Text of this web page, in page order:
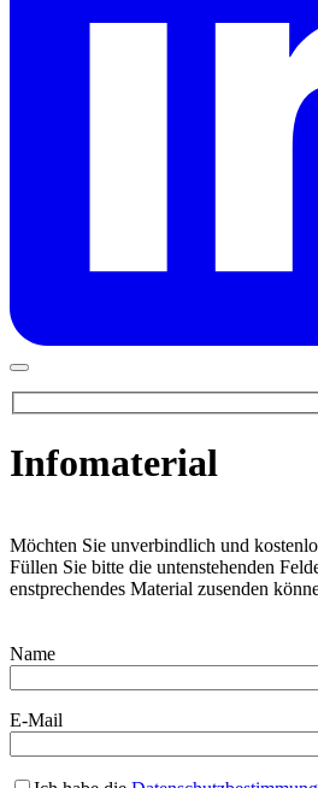
Infomaterial
Möchten Sie unverbindlich und
Füllen Sie bitte die untenstehenden
enstprechendes Material zusenden
Name
E-Mail